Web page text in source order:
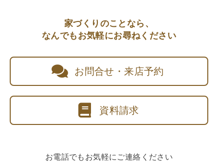
家づくりのことなら、
なんでもお気軽にお尋ねください
お問合せ・来店予約
資料請求
お電話でもお気軽にご連絡ください